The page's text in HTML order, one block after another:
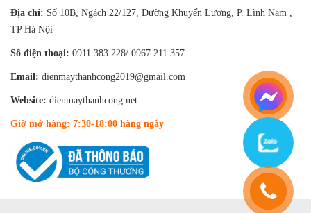
Địa chỉ: Số 10B, Ngách 22/127, Đường Khuyến Lương, P. Lĩnh Nam ,
TP Hà Nội
Số điện thoại: 0911.383.228/ 0967.211.357
Email: dienmaythanhcong2019@gmail.com
Website: dienmaythanhcong.net
Giờ mở hàng: 7:30-18:00 hàng ngày